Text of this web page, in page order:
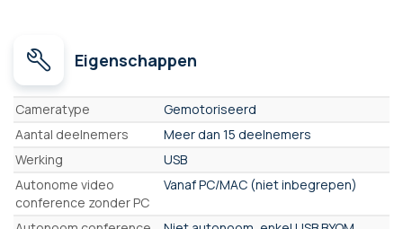
Eigenschappen
Eigenschappen
Cameratype
Gemotoriseerd
Aantal deelnemers
Meer dan 15 deelnemers
Werking
USB
Autonome video
conference zonder PC
Vanaf PC/MAC (niet inbegrepen)